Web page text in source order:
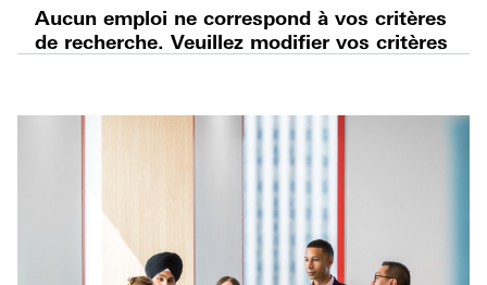
Aucun emploi ne correspond à vos critères
de recherche. Veuillez modifier vos critères